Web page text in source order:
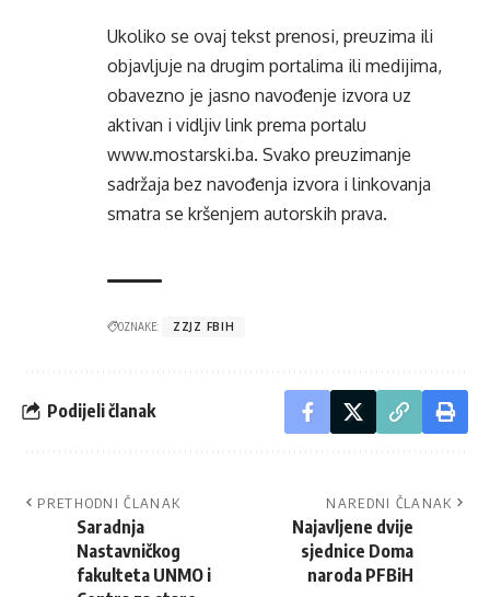
Ukoliko se ovaj tekst prenosi, preuzima ili
objavljuje na drugim portalima ili medijima,
obavezno je jasno navođenje izvora uz
aktivan i vidljiv link prema portalu
www.mostarski.ba. Svako preuzimanje
sadržaja bez navođenja izvora i linkovanja
smatra se kršenjem autorskih prava.
OZNAKE: ZZJZ FBIH
Podijeli članak
PRETHODNI ČLANAK
Saradnja
Nastavničkog
fakulteta UNMO i
NAREDNI ČLANAK
Najavljene dvije
sjednice Doma
naroda PFBiH